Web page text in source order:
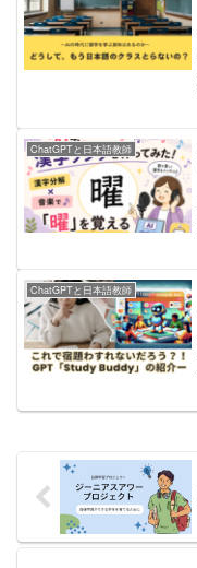
ChatGPTと日本語教師
ChatGPTと日本語教師